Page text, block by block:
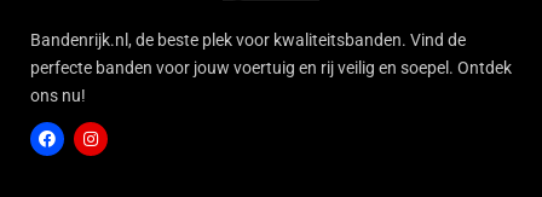
Bandenrijk.nl, de beste plek voor kwaliteitsbanden. Vind de
perfecte banden voor jouw voertuig en rij veilig en soepel. Ontdek
ons nu!